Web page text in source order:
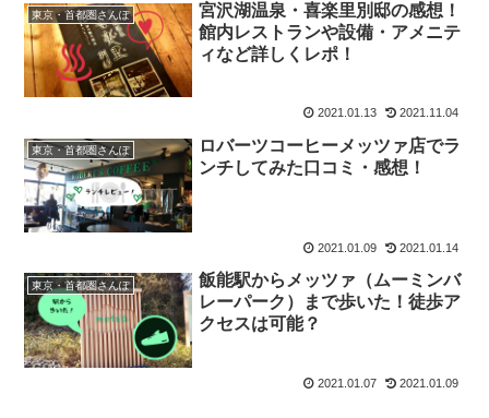
東京・首都圏さんぽ
宮沢湖温泉・喜楽里別邸の感想！
館内レストランや設備・アメニテ
ィなど詳しくレポ！
2021.01.13 2021.11.04
東京・首都圏さんぽ
ロバーツコーヒーメッツァ店でラ
ンチしてみた口コミ・感想！
2021.01.09 2021.01.14
東京・首都圏さんぽ
飯能駅からメッツァ（ムーミンバ
レーパーク）まで歩いた！徒歩ア
クセスは可能？
2021.01.07 2021.01.09